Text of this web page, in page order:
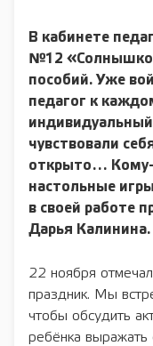
В кабинете
№12
пособий. Уже
педагог к
чувствовали
открыто…
настольные
в своей работе
Дарья Калинина.
22 ноября
праздник. Мы
чтобы обсудить
ребёнка выражать